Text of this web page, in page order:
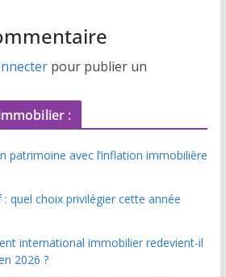
pour publier un
:
patrimoine avec l’inflation immobilière
quel choix privilégier cette année
international immobilier redevient-il
2026 ?